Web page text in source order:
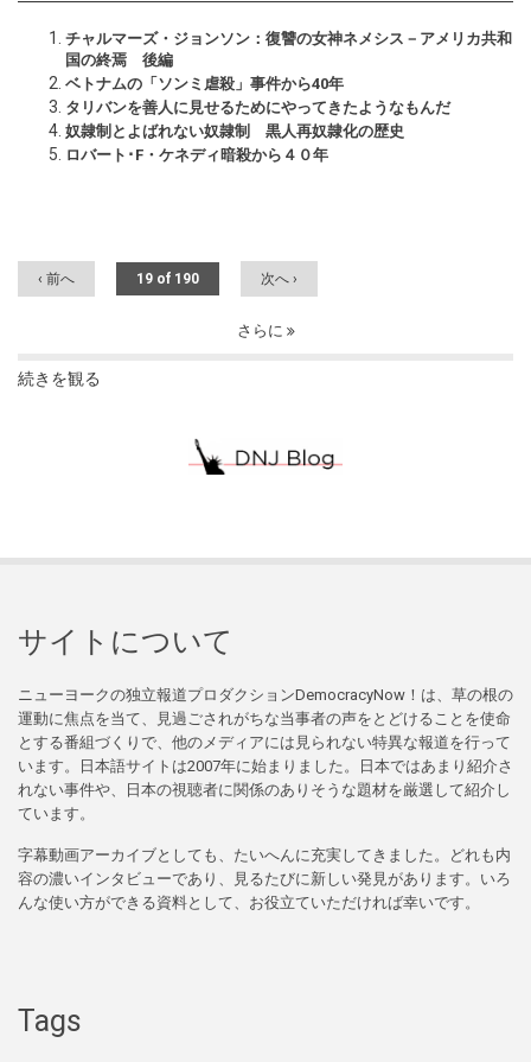
チャルマーズ・ジョンソン：復讐の女神ネメシス－アメリカ共和
国の終焉 後編
ベトナムの「ソンミ虐殺」事件から40年
タリバンを善人に見せるためにやってきたようなもんだ
奴隷制とよばれない奴隷制 黒人再奴隷化の歴史
ロバート･F・ケネディ暗殺から４０年
‹ 前へ 19 of 190 次へ ›
さらに
続きを観る
サイトについて
ニューヨークの独立報道プロダクションDemocracyNow！は、草の根の
運動に焦点を当て、見過ごされがちな当事者の声をとどけることを使命
とする番組づくりで、他のメディアには見られない特異な報道を行って
います。日本語サイトは2007年に始まりました。日本ではあまり紹介さ
れない事件や、日本の視聴者に関係のありそうな題材を厳選して紹介し
ています。
字幕動画アーカイブとしても、たいへんに充実してきました。どれも内
容の濃いインタビューであり、見るたびに新しい発見があります。いろ
んな使い方ができる資料として、お役立ていただければ幸いです。
Tags